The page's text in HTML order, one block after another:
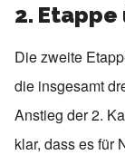
2.
Die zweite
die insgesamt
Anstieg der 2.
klar, dass es für